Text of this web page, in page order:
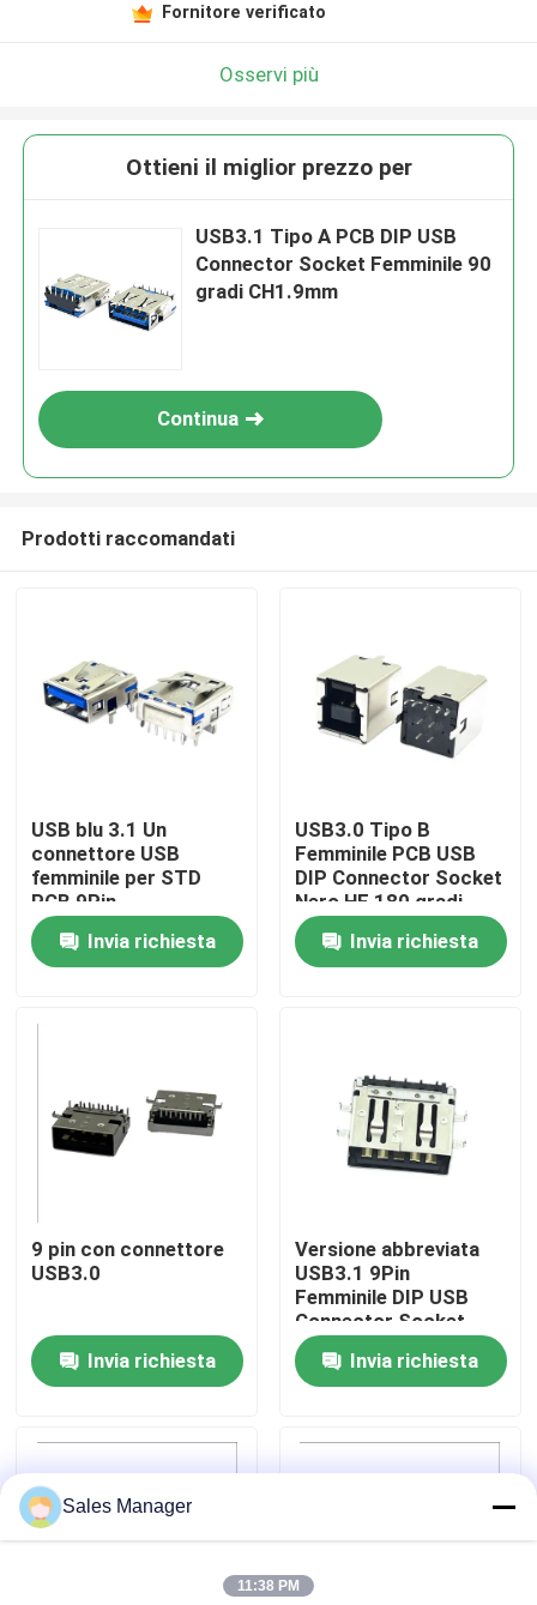
Casa
Giro della fabbrica
Richieda una citazione
Connettore DIP USB
Connettore presa USB
Connettori USB di tipo C
Fornitore verificato
Osservi più
Ottieni il miglior prezzo per
USB3.1 Tipo A PCB DIP USB
Connector Socket Femminile 90
gradi CH1.9mm
Continua
Prodotti raccomandati
USB blu 3.1 Un
connettore USB
femminile per STD
PCB 9Pin
Invia richiesta
USB3.0 Tipo B
Femminile PCB USB
DIP Connector Socket
Nero HF 180 gradi
Forma T
Invia richiesta
9 pin con connettore
USB3.0
Invia richiesta
Versione abbreviata
USB3.1 9Pin
Femminile DIP USB
Connector Socket
Tipo C STD
Invia richiesta
Sales Manager
11:38 PM